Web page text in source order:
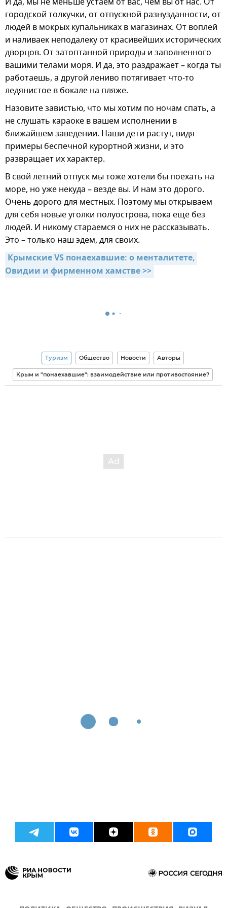
городской толкучки, от отпускной разнузданности, от
людей в мокрых купальниках в магазинах. От воплей
и наливаек неподалеку от красивейших исторических
дворцов. От затоптанной природы и заполненного
вашими телами моря. И да, это раздражает – когда ты
работаешь, а другой лениво потягивает что-то
ледянистое в бокале на пляже.
Назовите завистью, что мы хотим по ночам спать, а
не слушать караоке в вашем исполнении в
ближайшем заведении. Наши дети растут, видя
примеры беспечной курортной жизни, и это
развращает их характер.
В свой летний отпуск мы тоже хотели бы поехать на
море, но уже некуда – везде вы. И нам это дорого.
Очень дорого для местных. Поэтому мы открываем
для себя новые уголки полуострова, пока еще без
людей. И никому стараемся о них не рассказывать.
Это – только наш эдем, для своих.
Крымские VS понаехавшие: о менталитете,
Овидии и фирменном хамстве >>
Туризм Общество Новости Авторы
Крым и "понаехавшие": взаимодействие или противостояние?